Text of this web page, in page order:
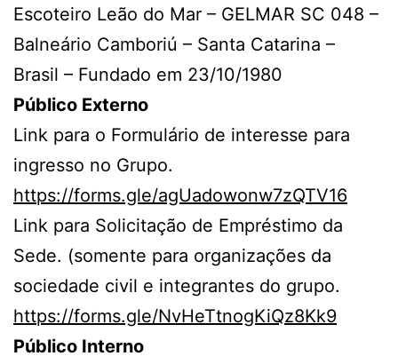
Escoteiro Leão do Mar – GELMAR SC 048 –
Balneário Camboriú – Santa Catarina –
Brasil – Fundado em 23/10/1980
Público Externo
Link para o Formulário de interesse para
ingresso no Grupo.
https://forms.gle/agUadowonw7zQTV16
Link para Solicitação de Empréstimo da
Sede. (somente para organizações da
sociedade civil e integrantes do grupo.
https://forms.gle/NvHeTtnogKiQz8Kk9
Público Interno